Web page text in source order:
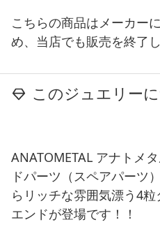
こちらの商品はメーカー
め、当店でも販売を終了し
このジュエリー
ANATOMETAL アナトメ
ドパーツ（スペアパーツ
らリッチな雰囲気漂う4
エンドが登場です！！